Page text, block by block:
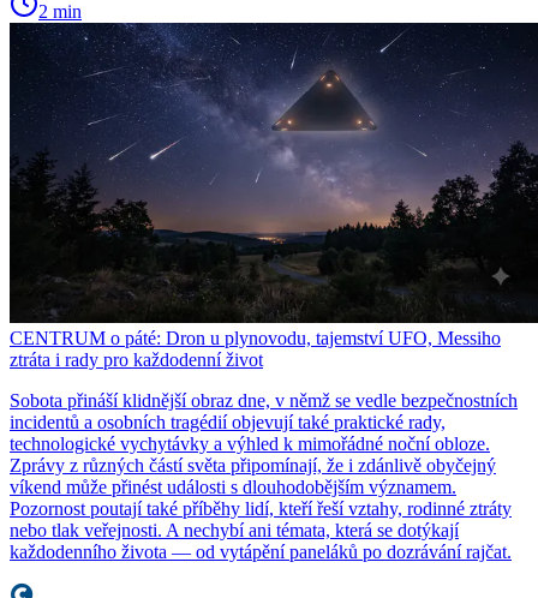
2 min
CENTRUM o páté: Dron u plynovodu, tajemství UFO, Messiho
ztráta i rady pro každodenní život
Sobota přináší klidnější obraz dne, v němž se vedle bezpečnostních
incidentů a osobních tragédií objevují také praktické rady,
technologické vychytávky a výhled k mimořádné noční obloze.
Zprávy z různých částí světa připomínají, že i zdánlivě obyčejný
víkend může přinést události s dlouhodobějším významem.
Pozornost poutají také příběhy lidí, kteří řeší vztahy, rodinné ztráty
nebo tlak veřejnosti. A nechybí ani témata, která se dotýkají
každodenního života — od vytápění paneláků po dozrávání rajčat.